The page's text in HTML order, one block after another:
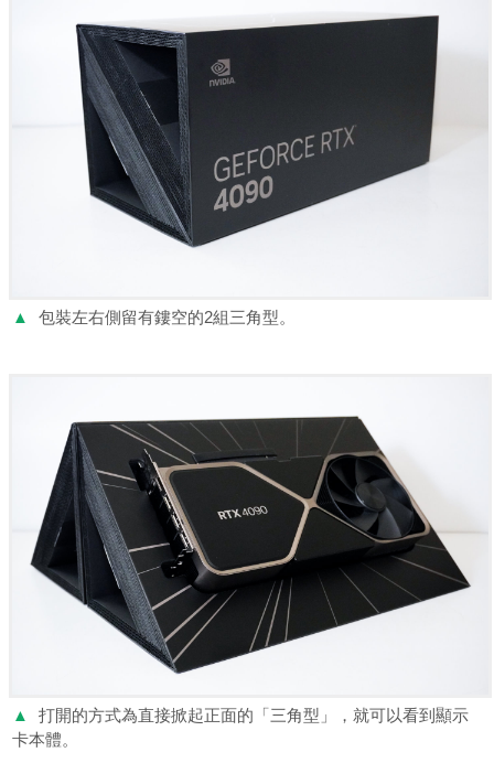
▲ 包裝左右側留有鏤空的2組三角型。
▲
打開的方式為直接掀起正面的「三角型」，就可以看到顯示
卡本體。